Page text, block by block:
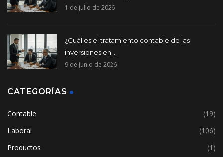
1 de julio de 2026
¿Cuál es el tratamiento contable de las
inversiones en ...
9 de junio de 2026
CATEGORÍAS
Contable
(19)
Laboral
(106)
Productos
(1)